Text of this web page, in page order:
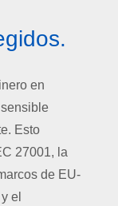
en
Esto
27001, la
de EU-
el